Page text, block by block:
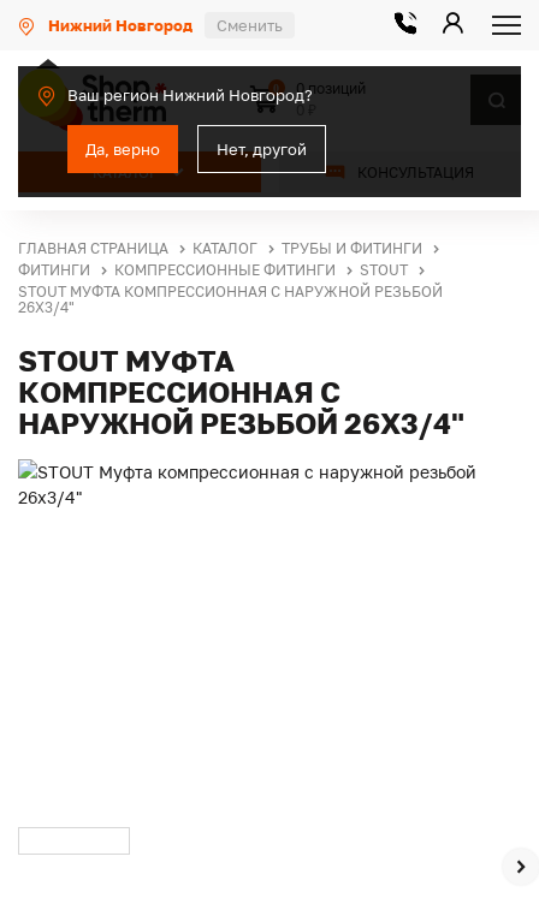
Нижний Новгород Сменить
Ваш регион Нижний Новгород?
Да, верно Нет, другой
КАТАЛОГ КОНСУЛЬТАЦИЯ
0
0 позиций
ГЛАВНАЯ СТРАНИЦА КАТАЛОГ
ТРУБЫ И ФИТИНГИ
ФИТИНГИ
КОМПРЕССИОННЫЕ ФИТИНГИ
STOUT
STOUT МУФТА КОМПРЕССИОННАЯ С НАРУЖНОЙ РЕЗЬБОЙ
26Х3/4"
STOUT МУФТА
КОМПРЕССИОННАЯ С
НАРУЖНОЙ РЕЗЬБОЙ 26Х3/4"